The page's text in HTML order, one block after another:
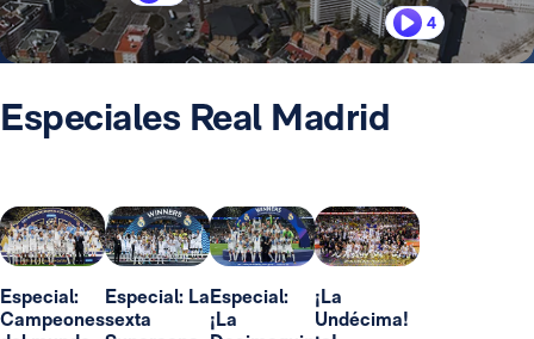
4
Especiales Real Madrid
Especial:
Campeones
Especial: La
sexta
Especial:
¡La
¡La
Undécima!